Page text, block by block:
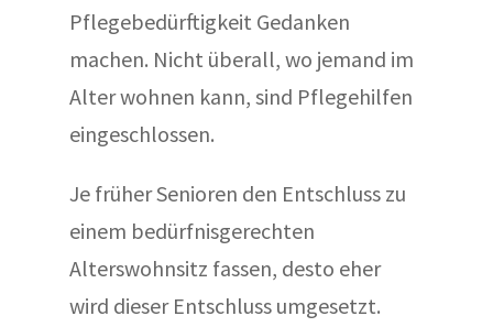
Pflegebedürftigkeit Gedanken
machen. Nicht überall, wo jemand im
Alter wohnen kann, sind Pflegehilfen
eingeschlossen.
Je früher Senioren den Entschluss zu
einem bedürfnisgerechten
Alterswohnsitz fassen, desto eher
wird dieser Entschluss umgesetzt.